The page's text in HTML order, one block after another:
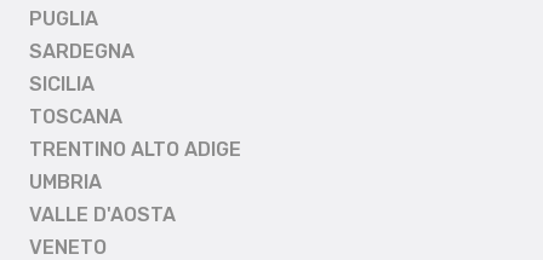
PUGLIA
SARDEGNA
SICILIA
TOSCANA
TRENTINO ALTO ADIGE
UMBRIA
VALLE D'AOSTA
VENETO